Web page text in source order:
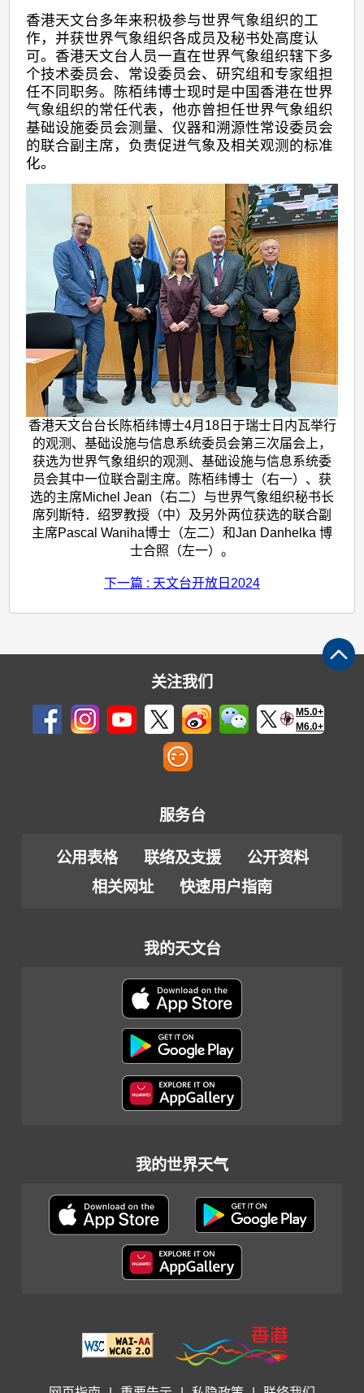
香港天文台多年来积极参与世界气象组织的工
作，并获世界气象组织各成员及秘书处高度认
可。香港天文台人员一直在世界气象组织辖下多
个技术委员会、常设委员会、研究组和专家组担
任不同职务。陈栢纬博士现时是中国香港在世界
气象组织的常任代表，他亦曾担任世界气象组织
基础设施委员会测量、仪器和溯源性常设委员会
的联合副主席，负责促进气象及相关观测的标准
化。
香港天文台台长陈栢纬博士4月18日于瑞士日内瓦举行
的观测、基础设施与信息系统委员会第三次届会上，
获选为世界气象组织的观测、基础设施与信息系统委
员会其中一位联合副主席。陈栢纬博士（右一）、获
选的主席Michel Jean（右二）与世界气象组织秘书长
席列斯特．绍罗教授（中）及另外两位获选的联合副
主席Pascal Waniha博士（左二）和Jan Danhelka 博
士合照（左一）。
下一篇 : 天文台开放日2024
关注我们
M5.0+
M6.0+
服务台
公用表格 联络及支援
公开资料
相关网址
快速用户指南
我的天文台
我的世界天气